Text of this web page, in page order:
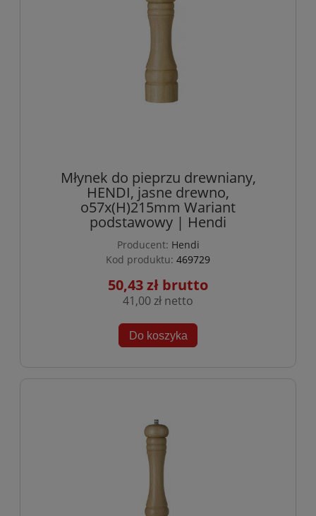
Młynek do pieprzu drewniany,
HENDI, jasne drewno,
o57x(H)215mm Wariant
podstawowy | Hendi
Producent: Hendi
Kod produktu: 469729
50,43 zł
41,00 zł
Do koszyka